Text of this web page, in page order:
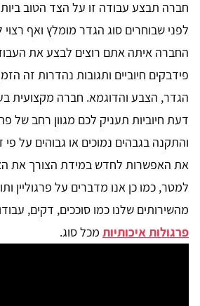
חברה תבצע עבודה זו על הצד הטוב
לפני שבוחרים סוג הגדר מומלץ ואף
החברה איתה אתם רוצים לבצע את
פידבקים חיוביים ותגובות נהדרות זה
הגדר, הצבע והדוגמא. חברה מקצועית
דעת חיוביות תעניק לכם מגוון רחב של
והתקנה בגבהים נמוכים או גבוהים על פי
את האפשרות לחדש במידת הצורך את
למטר, כמו כן אנו מדברים על פרגוליין
מהשירותים שלנו כמו סוככים, דקים,
פרגולות איכותיות מכל סוג.